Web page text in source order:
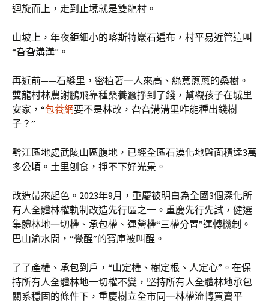
迴旋而上，走到止境就是雙龍村。
山坡上，年夜鉅細小的喀斯特巖石遍布，村平易近管這叫
“旮旮溝溝”。
再近前——石縫里，密植著一人來高、綠意蔥蔥的桑樹。
雙龍村林農謝鵬飛靠種桑養蠶掙到了錢，幫襯孩子在城里
安家，“包養網要不是林改，旮旮溝溝里咋能種出錢樹
子？”
黔江區地處武陵山區腹地，已經全區石漠化地盤面積達3萬
多公頃。土里刨食，掙不下好光景。
改造帶來起色。2023年9月，重慶被明白為全國3個深化所
有人全體林權軌制改造先行區之一。重慶先行先試，健選
集體林地一切權、承包權、運營權“三權分置”運轉機制。
巴山渝水間，“覺醒”的寶庫被叫醒。
了了產權、承包到戶，“山定權、樹定根、人定心”。在保
持所有人全體林地一切權不變，堅持所有人全體林地承包
關系穩固的條件下，重慶樹立全市同一林權流轉買賣平